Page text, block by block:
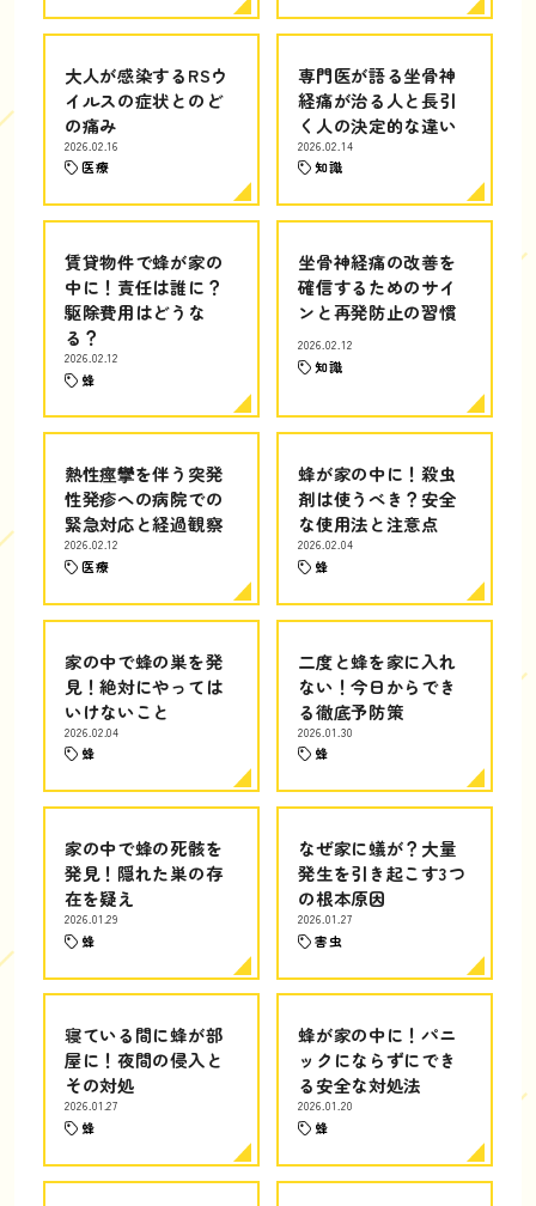
大人が感染するRSウ
イルスの症状とのど
の痛み
2026.02.16
医療
専門医が語る坐骨神
経痛が治る人と長引
く人の決定的な違い
2026.02.14
知識
賃貸物件で蜂が家の
中に！責任は誰に？
駆除費用はどうな
る？
2026.02.12
蜂
坐骨神経痛の改善を
確信するためのサイ
ンと再発防止の習慣
2026.02.12
知識
熱性痙攣を伴う突発
性発疹への病院での
緊急対応と経過観察
2026.02.12
医療
蜂が家の中に！殺虫
剤は使うべき？安全
な使用法と注意点
2026.02.04
蜂
家の中で蜂の巣を発
見！絶対にやっては
いけないこと
2026.02.04
蜂
二度と蜂を家に入れ
ない！今日からでき
る徹底予防策
2026.01.30
蜂
家の中で蜂の死骸を
発見！隠れた巣の存
在を疑え
2026.01.29
蜂
なぜ家に蟻が？大量
発生を引き起こす3つ
の根本原因
2026.01.27
害虫
寝ている間に蜂が部
屋に！夜間の侵入と
その対処
2026.01.27
蜂
蜂が家の中に！パニ
ックにならずにでき
る安全な対処法
2026.01.20
蜂